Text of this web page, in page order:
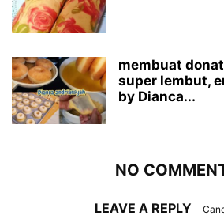
membuat
super lembut,
by Dianca...
NO
LEAVE A REPLY